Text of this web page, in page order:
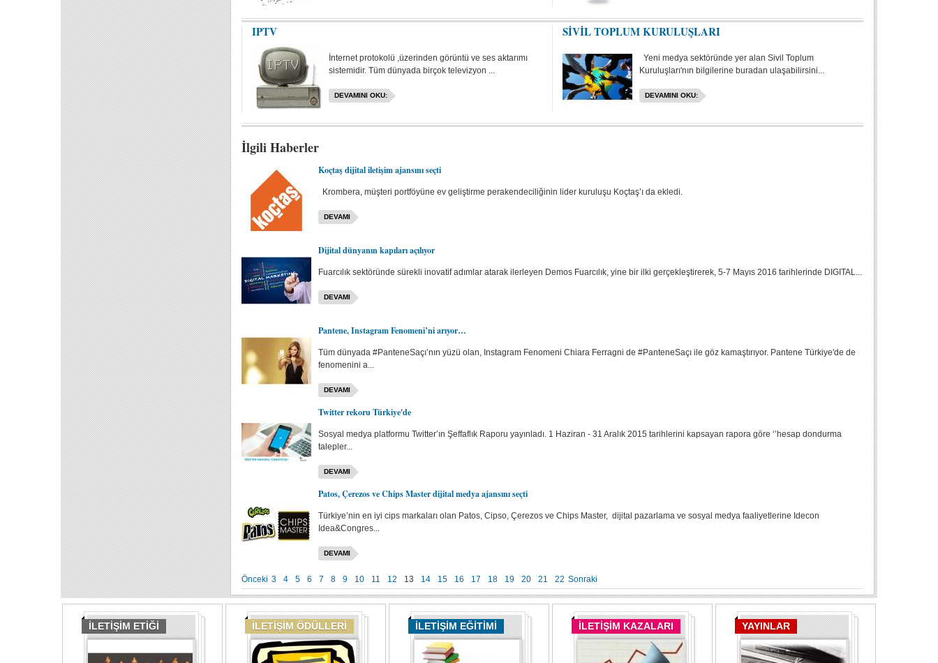
IPTV
İnternet protokolü ,üzerinden görüntü ve ses aktarımı
sistemidir. Tüm dünyada birçok televizyon ...
DEVAMINI OKU:
SİVİL TOPLUM KURULUŞLARI
Yeni medya sektöründe yer alan Sivil Toplum
Kuruluşları'nın bilgilerine buradan ulaşabilirsini...
DEVAMINI OKU:
İlgili Haberler
Koçtaş dijital iletişim ajansını seçti
Krombera, müşteri portföyüne ev geliştirme perakendeciliğinin lider kuruluşu Koçtaş’ı da ekledi.
DEVAMI
Dijital dünyanın kapıları açılıyor
Fuarcılık sektöründe sürekli inovatif adımlar atarak ilerleyen Demos Fuarcılık, yine bir ilki gerçekleştirerek, 5-7 Mayıs 2016 tarihlerinde DIGITAL...
DEVAMI
Pantene, Instagram Fenomeni’ni arıyor…
Tüm dünyada #PanteneSaçı’nın yüzü olan, Instagram Fenomeni Chiara Ferragni de #PanteneSaçı ile göz kamaştırıyor. Pantene Türkiye'de de
fenomenini a...
DEVAMI
Twitter rekoru Türkiye'de
Sosyal medya platformu Twitter’ın Şeffaflık Raporu yayınladı. 1 Haziran - 31 Aralık 2015 tarihlerini kapsayan rapora göre ‘’hesap dondurma
talepler...
DEVAMI
Patos, Çerezos ve Chips Master dijital medya ajansını seçti
Türkiye’nin en iyi cips markaları olan Patos, Cipso, Çerezos ve Chips Master, dijital pazarlama ve sosyal medya faaliyetlerine Idecon
Idea&Congres...
DEVAMI
Önceki 3 4 5 6 7 8 9 10 11 12 13 14 15 16 17 18 19 20 21 22 Sonraki
İLETİŞİM ETİĞİ İLETİŞİM ÖDÜLLERİ İLETİŞİM EĞİTİMİ İLETİŞİM KAZALARI YAYINLAR